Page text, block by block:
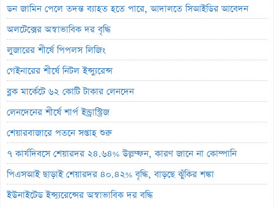
ডন জামিন পেলে তদন্ত ব্যাহত হতে পারে, আদালতে সিআইডির আবেদন
অলটেক্সের অস্বাভাবিক দর বৃদ্ধি
লুজারের শীর্ষে পিপলস লিজিং
গেইনারের শীর্ষে নিটল ইন্স্যুরেন্স
ব্লক মার্কেটে ৬২ কোটি টাকার লেনদেন
লেনদেনের শীর্ষে শার্প ইন্ড্রাস্ট্রিজ
শেয়ারবাজারে পতনে সপ্তাহ শুরু
৭ কার্যদিবসে শেয়ারদর ২৪.৬৪% উল্লম্ফন, কারণ জানে না কোম্পানি
পিএসআই ছাড়াই শেয়ারদর ৪০.৪২% বৃদ্ধি, বাড়ছে ঝুঁকির শঙ্কা
ইউনাইটেড ইন্স্যুরেন্সের অস্বাভাবিক দর বৃদ্ধি